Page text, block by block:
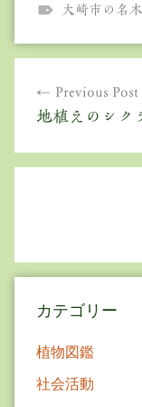
大崎市の名
ビ
シ
Previous Post
地植えのシク
カテゴリー
植物図鑑
社会活動